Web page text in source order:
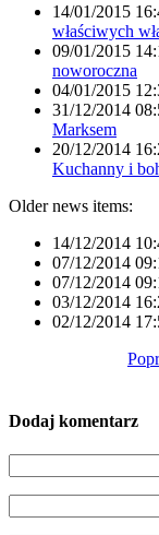
14/01/2015
właściwych
09/01/2015
noworoczna
04/01/2015
31/12/2014
Marksem
20/12/2014
Kuchanny i
Older news items:
14/12/2014
07/12/2014
07/12/2014
03/12/2014
02/12/2014
Dodaj komentarz